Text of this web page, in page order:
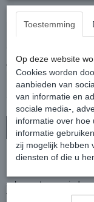
Uitvoering
Aantal
In
Een stijlvolle en
schuren te
Verstelbaar aan het
Toestemming
Op deze website
Cookies worden
aanbieden van
van informatie en
sociale media-,
informatie over hoe
informatie
zij mogelijk hebben
diensten of die u